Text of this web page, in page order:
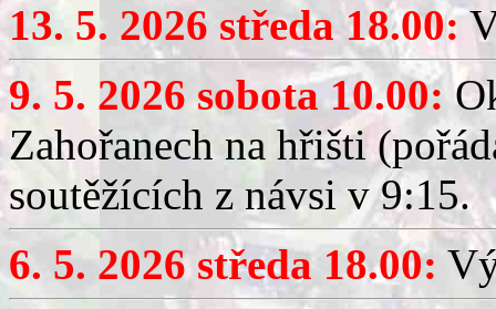
13. 5. 2026 středa 18.00:
9. 5. 2026 sobota 10.00:
Zahořanech na hřišti
soutěžících z návsi v 9:15.
6. 5. 2026 středa 18.00: